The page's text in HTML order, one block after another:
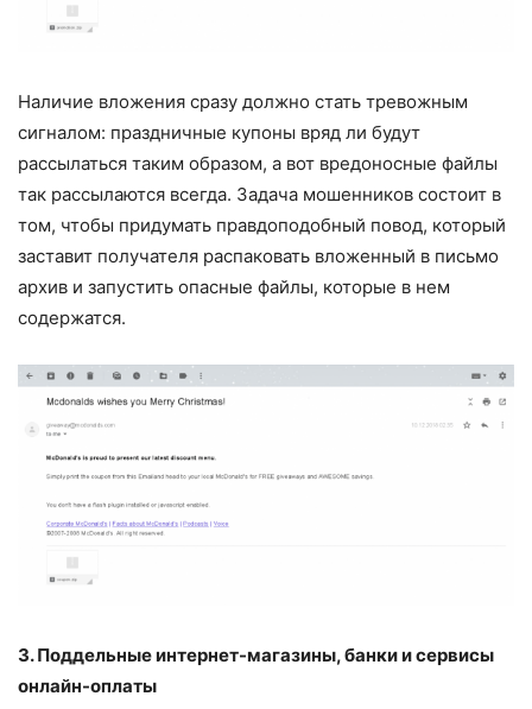
Наличие вложения сразу должно стать тревожным
сигналом: праздничные купоны вряд ли будут
рассылаться таким образом, а вот вредоносные файлы
так рассылаются всегда. Задача мошенников состоит в
том, чтобы придумать правдоподобный повод, который
заставит получателя распаковать вложенный в письмо
архив и запустить опасные файлы, которые в нем
содержатся.
3. Поддельные интернет-магазины, банки и сервисы
онлайн-оплаты